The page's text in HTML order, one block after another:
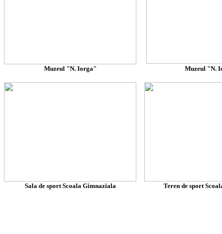
Muzeul "N. Iorga" Muzeul "N.
Sala de sport Scoala Gimnaziala Teren de sport